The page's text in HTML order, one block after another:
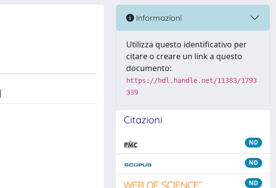
Informazioni
Utilizza questo identificativo per
citare o creare un link a questo
documento:
https://hdl.handle.net/11383/1793
339
Citazioni
ND
ND
ND